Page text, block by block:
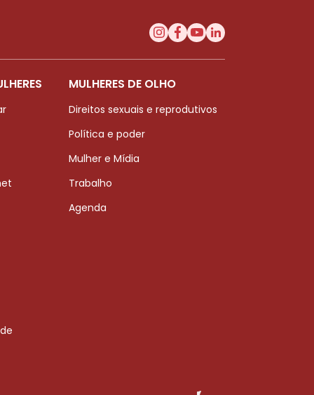
MULHERES DE OLHO
Direitos sexuais e reprodutivos
Política e poder
Mulher e Mídia
Trabalho
Agenda